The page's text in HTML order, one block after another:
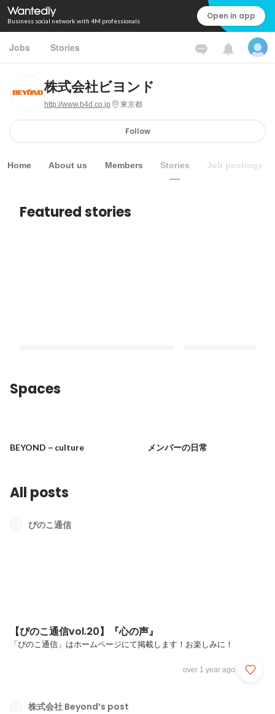
Business social network with 4M professionals Open in app
Jobs Stories
株式会社ビヨンド
http://www.b4d.co.jp 東京都
Follow
Home About us Members Stories Job postings
Featured stories
Latest
All posts
ぴのこ通信
【ぴのこ通信vol.20】『心の声』
「ぴのこ通信」はホームページにて掲載します！お楽しみに！
over 1 year ago
株式会社 Beyond’s post
Spaces
BEYOND－culture メンバーの日常